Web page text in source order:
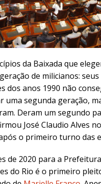
da Baixada que
de milicianos: seus
dos anos 1990 não
uma segunda geração,
Deram um segundo
José Claudio Alves
o primeiro turno das
de 2020 para a
do Rio é o primeiro